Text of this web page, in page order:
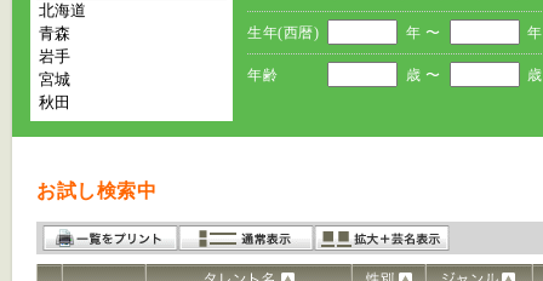
生年(西暦) 年 〜
年齢 歳 〜 歳
お試し検索中